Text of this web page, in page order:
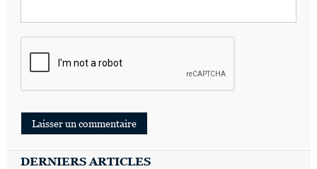
DERNIERS ARTICLES